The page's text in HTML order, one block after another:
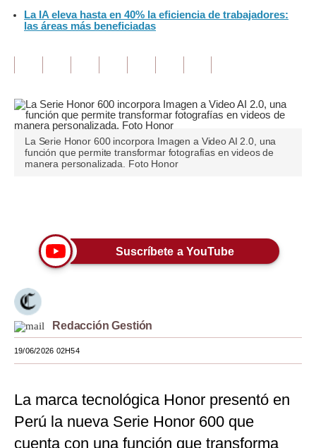
Inmobiliarias
Editorial
Pregunta de hoy
Viajes
Moda
Estilos
México
España
La IA eleva hasta en 40% la eficiencia de trabajadores:
las áreas más beneficiadas
La Serie Honor 600 incorpora Imagen a Video AI 2.0, una
función que permite transformar fotografías en videos de
manera personalizada. Foto Honor
Suscríbete a YouTube
Redacción Gestión
19/06/2026 02H54
La marca tecnológica Honor presentó en
Perú la nueva Serie Honor 600 que
cuenta con una función que transforma